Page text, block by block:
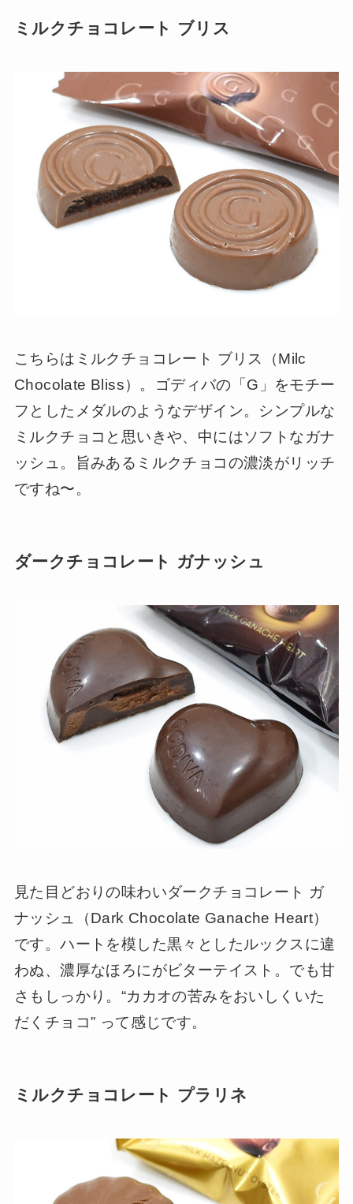
ミルクチョコレート ブリス
こちらはミルクチョコレート ブリス（Milc
Chocolate Bliss）。ゴディバの「G」をモチー
フとしたメダルのようなデザイン。シンプルな
ミルクチョコと思いきや、中にはソフトなガナ
ッシュ。旨みあるミルクチョコの濃淡がリッチ
ですね〜。
ダークチョコレート ガナッシュ
見た目どおりの味わいダークチョコレート ガ
ナッシュ（Dark Chocolate Ganache Heart）
です。ハートを模した黒々としたルックスに違
わぬ、濃厚なほろにがビターテイスト。でも甘
さもしっかり。“カカオの苦みをおいしくいた
だくチョコ” って感じです。
ミルクチョコレート プラリネ